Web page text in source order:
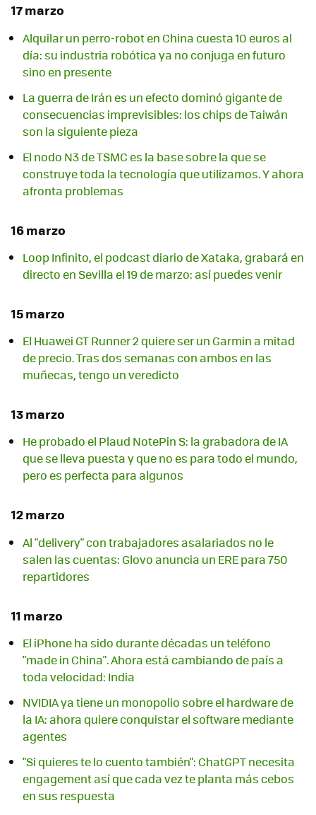
17 marzo
Alquilar un perro-robot en China cuesta 10 euros al
día: su industria robótica ya no conjuga en futuro
sino en presente
La guerra de Irán es un efecto dominó gigante de
consecuencias imprevisibles: los chips de Taiwán
son la siguiente pieza
El nodo N3 de TSMC es la base sobre la que se
construye toda la tecnología que utilizamos. Y ahora
afronta problemas
16 marzo
Loop Infinito, el podcast diario de Xataka, grabará en
directo en Sevilla el 19 de marzo: así puedes venir
15 marzo
El Huawei GT Runner 2 quiere ser un Garmin a mitad
de precio. Tras dos semanas con ambos en las
muñecas, tengo un veredicto
13 marzo
He probado el Plaud NotePin S: la grabadora de IA
que se lleva puesta y que no es para todo el mundo,
pero es perfecta para algunos
12 marzo
Al "delivery" con trabajadores asalariados no le
salen las cuentas: Glovo anuncia un ERE para 750
repartidores
11 marzo
El iPhone ha sido durante décadas un teléfono
"made in China". Ahora está cambiando de país a
toda velocidad: India
NVIDIA ya tiene un monopolio sobre el hardware de
la IA: ahora quiere conquistar el software mediante
agentes
"Si quieres te lo cuento también": ChatGPT necesita
engagement así que cada vez te planta más cebos
en sus respuesta